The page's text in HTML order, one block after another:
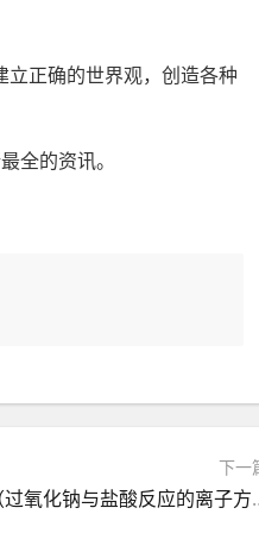
正确的世界观，创造各种
全的资讯。
下一
过氧化钠与盐酸